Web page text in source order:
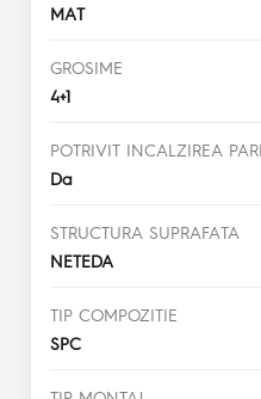
MAT
GROSIME
4+1
POTRIVIT INCALZIREA
Da
STRUCTURA SUPRAFATA
NETEDA
TIP COMPOZITIE
SPC